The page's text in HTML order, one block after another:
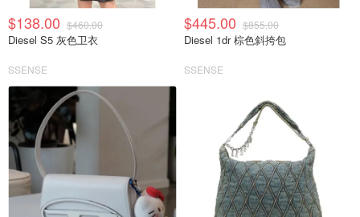
$138.00 $460.00
Diesel S5 灰色卫衣
SSENSE
$445.00 $855.00
Diesel 1dr 棕色斜挎包
SSENSE